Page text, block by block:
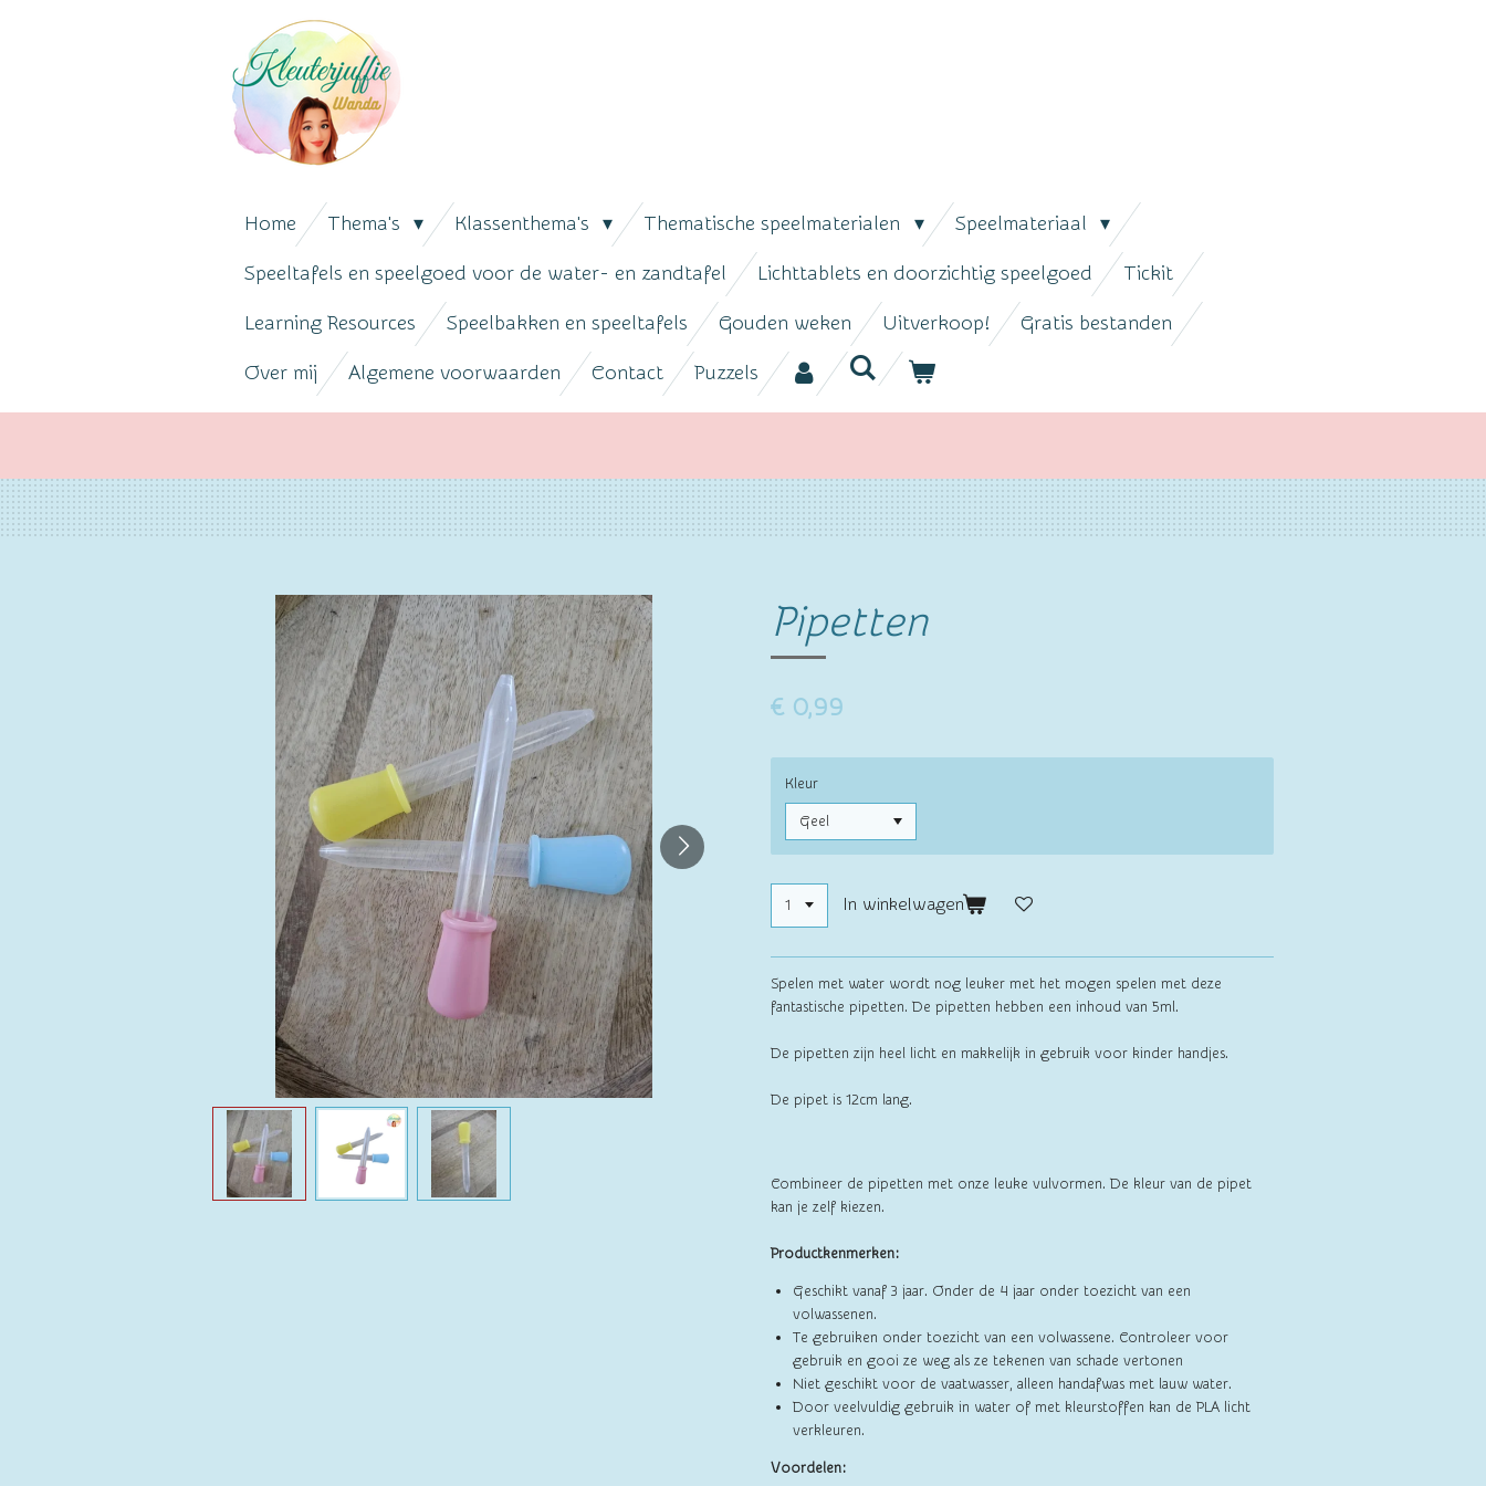
Home Thema's Klassenthema's Thematische speelmaterialen Speelmateriaal
Speeltafels en speelgoed voor de water- en zandtafel Lichttablets en doorzichtig speelgoed Tickit
Learning Resources Speelbakken en speeltafels Gouden weken Uitverkoop! Gratis bestanden
Over mij Algemene voorwaarden Contact Puzzels
Pipetten
€ 0,99
Kleur
In winkelwagen
Spelen met water wordt nog leuker met het mogen spelen met deze
fantastische pipetten. De pipetten hebben een inhoud van 5ml.
De pipetten zijn heel licht en makkelijk in gebruik voor kinder handjes.
De pipet is 12cm lang.
Combineer de pipetten met onze leuke vulvormen. De kleur van de pipet
kan je zelf kiezen.
Productkenmerken:
Geschikt vanaf 3 jaar. Onder de 4 jaar onder toezicht van een
volwassenen.
Te gebruiken onder toezicht van een volwassene. Controleer voor
gebruik en gooi ze weg als ze tekenen van schade vertonen
Niet geschikt voor de vaatwasser, alleen handafwas met lauw water.
Door veelvuldig gebruik in water of met kleurstoffen kan de PLA licht
verkleuren.
Voordelen: